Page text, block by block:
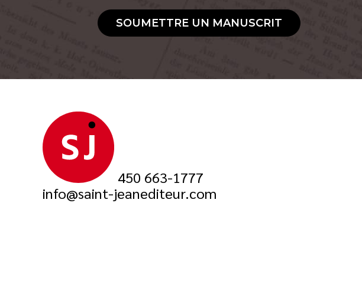
SOUMETTRE UN MANUSCRIT
450 663-1777
info@saint-jeanediteur.com